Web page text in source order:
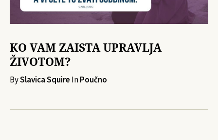
KO VAM ZAISTA UPRAVLJA
ŽIVOTOM?
BySlavica Squire InPoučno